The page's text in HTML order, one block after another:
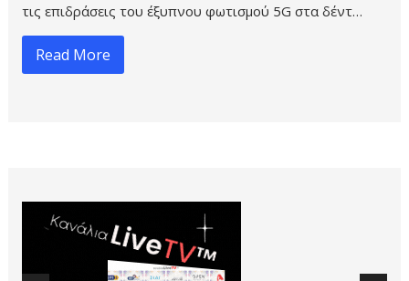
τις επιδράσεις του έξυπνου φωτισμού 5G στα δέντ…
Read More